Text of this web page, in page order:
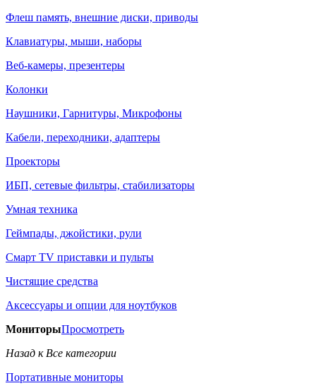
Флеш память, внешние диски, приводы
Клавиатуры, мыши, наборы
Веб-камеры, презентеры
Колонки
Наушники, Гарнитуры, Микрофоны
Кабели, переходники, адаптеры
Проекторы
ИБП, сетевые фильтры, стабилизаторы
Умная техника
Геймпады, джойстики, рули
Смарт TV приставки и пульты
Чистящие средства
Аксессуары и опции для ноутбуков
МониторыПросмотреть
Назад к Все категории
Портативные мониторы